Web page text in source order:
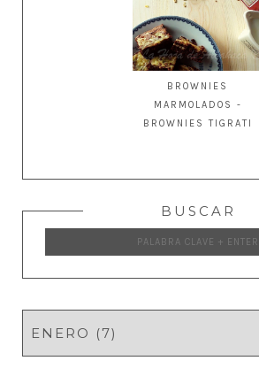
BROWNIES
MARMOLADOS -
BROWNIES TIGRATI
BUSCAR